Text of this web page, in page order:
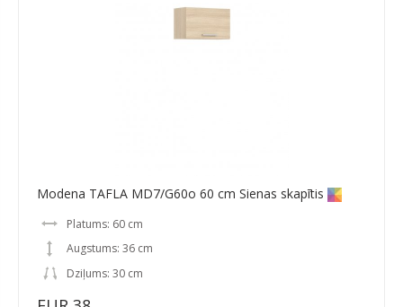
Modena TAFLA MD7/G60o 60 cm Sienas skapītis
Platums: 60 cm
Augstums: 36 cm
Dziļums: 30 cm